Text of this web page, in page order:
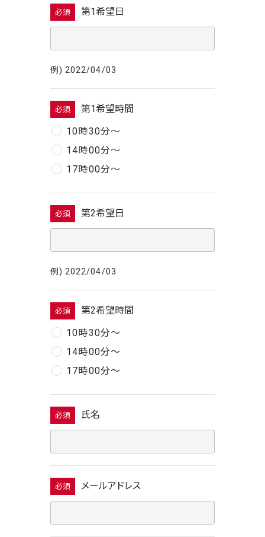
必須 第1希望日
例) 2022/04/03
必須
第1希望時間
10時30分〜
14時00分〜
17時00分〜
必須 第2希望日
例) 2022/04/03
必須
第2希望時間
10時30分〜
14時00分〜
17時00分〜
必須 氏名
必須 メールアドレス